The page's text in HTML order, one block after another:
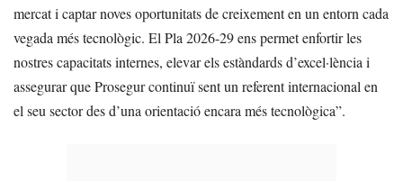
mercat i captar noves oportunitats de creixement en un entorn cada
vegada més tecnològic. El Pla 2026-29 ens permet enfortir les
nostres capacitats internes, elevar els estàndards d’excel·lència i
assegurar que Prosegur continuï sent un referent internacional en
el seu sector des d’una orientació encara més tecnològica”.